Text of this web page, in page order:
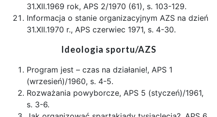
31.XII.1969 rok, APS 2/1970 (61), s. 103-129.
Informacja o stanie organizacyjnym AZS na dzień
31.XII.1970 r., APS czerwiec 1971, s. 4-30.
Ideologia sportu/AZS
Program jest – czas na działanie!, APS 1
(wrzesień)/1960, s. 4-5.
Rozważania powyborcze, APS 5 (styczeń)/1961,
s. 3-6.